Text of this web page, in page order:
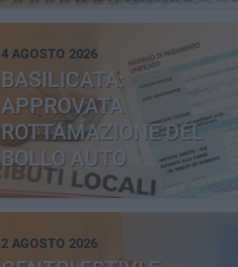
4 AGOSTO 2026
BASILICATA:
APPROVATA
ROTTAMAZIONE DEL
BOLLO AUTO
2 AGOSTO 2026